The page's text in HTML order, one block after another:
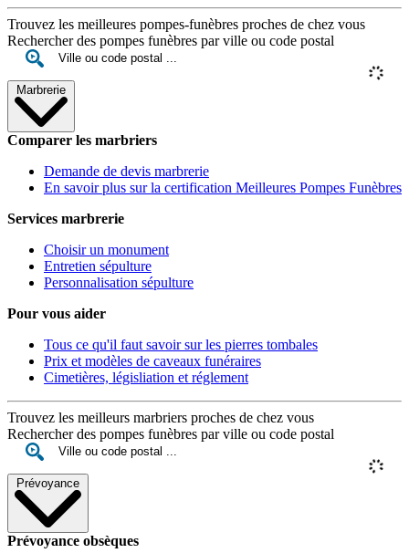
Trouvez les meilleures pompes-funèbres proches de chez vous
Rechercher des pompes funèbres par ville ou code postal
Marbrerie
Comparer les marbriers
Demande de devis marbrerie
En savoir plus sur la certification Meilleures Pompes Funèbres
Services marbrerie
Choisir un monument
Entretien sépulture
Personnalisation sépulture
Pour vous aider
Tous ce qu'il faut savoir sur les pierres tombales
Prix et modèles de caveaux funéraires
Cimetières, législiation et réglement
Trouvez les meilleurs marbriers proches de chez vous
Rechercher des pompes funèbres par ville ou code postal
Prévoyance
Prévoyance obsèques